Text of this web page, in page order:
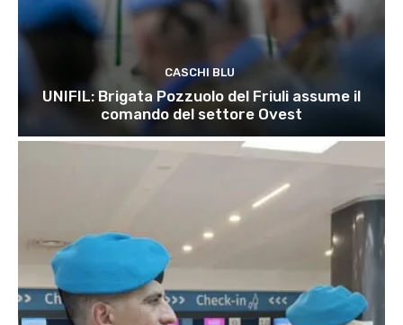
CASCHI BLU
UNIFIL: Brigata Pozzuolo del Friuli assume il
comando del settore Ovest